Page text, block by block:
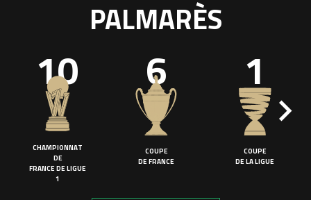
PALMARÈS
10
CHAMPIONNAT
DE
FRANCE DE LIGUE
1
6
COUPE
DE FRANCE
1
COUPE
DE LA LIGUE